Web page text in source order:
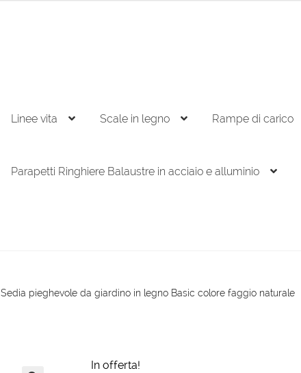
Linee vita Scale in legno Rampe di carico
Parapetti Ringhiere Balaustre in acciaio e alluminio
Sedia pieghevole da giardino in legno Basic colore faggio naturale
In offerta!